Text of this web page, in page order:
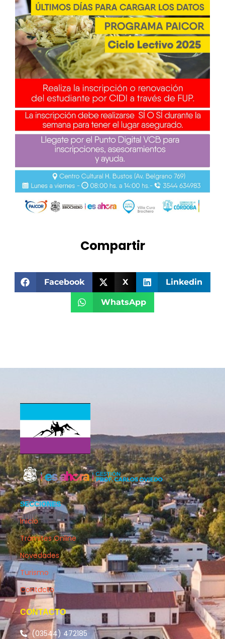
Compartir
Facebook X Linkedin
WhatsApp
SECCIONES
Inicio
Trámites Online
Novedades
Turismo
Contacto
CONTACTO
(03544) 472185